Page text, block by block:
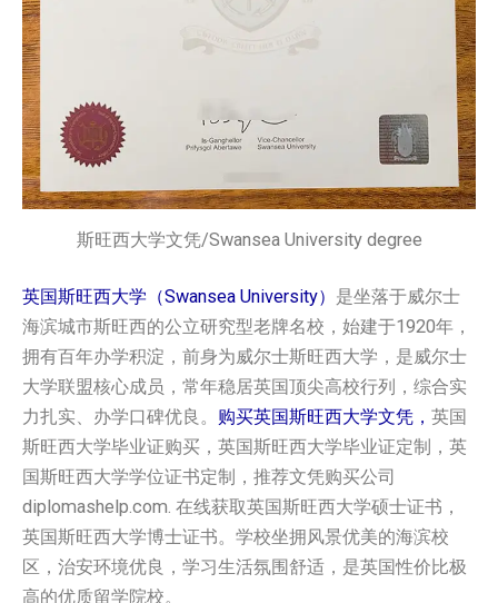
斯旺西大学文凭/Swansea University degree
英国斯旺西大学（Swansea University） 是坐落于威尔士
海滨城市斯旺西的公立研究型老牌名校，始建于1920年，
拥有百年办学积淀，前身为威尔士斯旺西大学，是威尔士
大学联盟核心成员，常年稳居英国顶尖高校行列，综合实
力扎实、办学口碑优良。 购买英国‌斯旺西大学‌‌文凭， 英国‌
斯旺西大学‌‌毕业证购买，英国‌斯旺西大学‌‌毕业证定制，英
国‌斯旺西大学‌‌学位证书定制，推荐文凭购买公司
diplomashelp.com. 在线获取英国‌斯旺西大学‌‌硕士证书，
英国‌斯旺西大学‌‌博士证书。学校坐拥风景优美的海滨校
区，治安环境优良，学习生活氛围舒适，是英国性价比极
高的优质留学院校。